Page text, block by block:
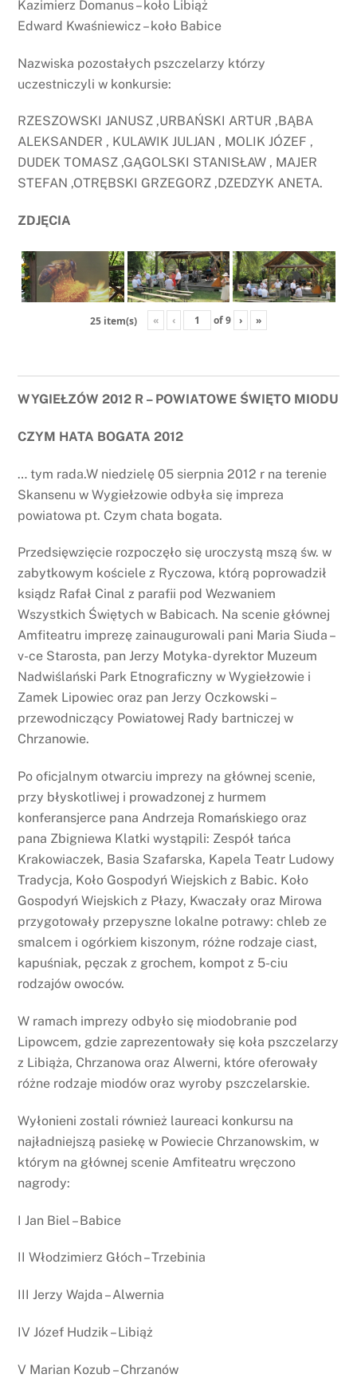
Kazimierz Domanus – koło Libiąż
Edward Kwaśniewicz – koło Babice
Nazwiska pozostałych pszczelarzy którzy
uczestniczyli w konkursie:
RZESZOWSKI JANUSZ ,URBAŃSKI ARTUR ,BĄBA
ALEKSANDER , KULAWIK JULJAN , MOLIK JÓZEF ,
DUDEK TOMASZ ,GĄGOLSKI STANISŁAW , MAJER
STEFAN ,OTRĘBSKI GRZEGORZ ,DZEDZYK ANETA.
ZDJĘCIA
25 item(s) « ‹ of9 › »
WYGIEŁZÓW 2012 R – POWIATOWE ŚWIĘTO MIODU
CZYM HATA BOGATA 2012
… tym rada.W niedzielę 05 sierpnia 2012 r na terenie
Skansenu w Wygiełzowie odbyła się impreza
powiatowa pt. Czym chata bogata.
Przedsięwzięcie rozpoczęło się uroczystą mszą św. w
zabytkowym kościele z Ryczowa, którą poprowadził
ksiądz Rafał Cinal z parafii pod Wezwaniem
Wszystkich Świętych w Babicach. Na scenie głównej
Amfiteatru imprezę zainaugurowali pani Maria Siuda –
v-ce Starosta, pan Jerzy Motyka- dyrektor Muzeum
Nadwiślański Park Etnograficzny w Wygiełzowie i
Zamek Lipowiec oraz pan Jerzy Oczkowski –
przewodniczący Powiatowej Rady bartniczej w
Chrzanowie.
Po oficjalnym otwarciu imprezy na głównej scenie,
przy błyskotliwej i prowadzonej z hurmem
konferansjerce pana Andrzeja Romańskiego oraz
pana Zbigniewa Klatki wystąpili: Zespół tańca
Krakowiaczek, Basia Szafarska, Kapela Teatr Ludowy
Tradycja, Koło Gospodyń Wiejskich z Babic. Koło
Gospodyń Wiejskich z Płazy, Kwaczały oraz Mirowa
przygotowały przepyszne lokalne potrawy: chleb ze
smalcem i ogórkiem kiszonym, różne rodzaje ciast,
kapuśniak, pęczak z grochem, kompot z 5-ciu
rodzajów owoców.
W ramach imprezy odbyło się miodobranie pod
Lipowcem, gdzie zaprezentowały się koła pszczelarzy
z Libiąża, Chrzanowa oraz Alwerni, które oferowały
różne rodzaje miodów oraz wyroby pszczelarskie.
Wyłonieni zostali również laureaci konkursu na
najładniejszą pasiekę w Powiecie Chrzanowskim, w
którym na głównej scenie Amfiteatru wręczono
nagrody:
I Jan Biel – Babice
II Włodzimierz Głóch – Trzebinia
III Jerzy Wajda – Alwernia
IV Józef Hudzik – Libiąż
V Marian Kozub – Chrzanów